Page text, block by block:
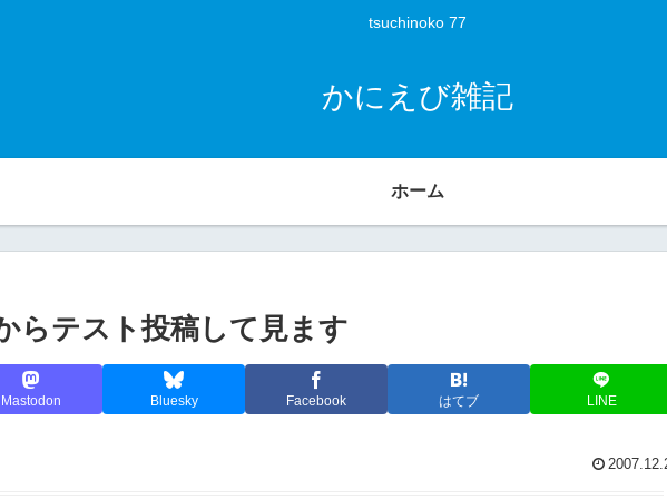
tsuchinoko 77
かにえび雑記
ホーム
らテスト投稿して見ます
Mastodon Bluesky Facebook はてブ LINE